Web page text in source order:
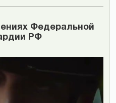
Федеральной
РФ